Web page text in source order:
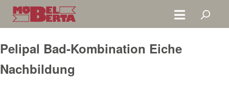
Zum Hauptinhalt springen
Pelipal Bad-Kombination Eiche
Nachbildung